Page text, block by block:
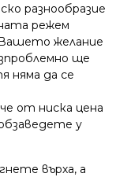
разнообразие
режем
желание
ще
няма да се
от ниска цена
у
върха, а